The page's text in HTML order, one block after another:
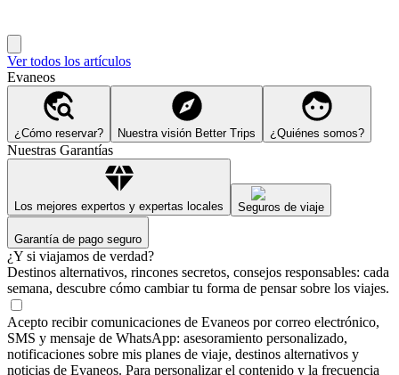
Ver todos los artículos
Evaneos
¿Cómo reservar? Nuestra visión Better Trips ¿Quiénes somos?
Nuestras Garantías
Los mejores expertos y expertas locales Seguros de viaje
Garantía de pago seguro
¿Y si viajamos de verdad?
Destinos alternativos, rincones secretos, consejos responsables: cada
semana, descubre cómo cambiar tu forma de pensar sobre los viajes.
Acepto recibir comunicaciones de Evaneos por correo electrónico,
SMS y mensaje de WhatsApp: asesoramiento personalizado,
notificaciones sobre mis planes de viaje, destinos alternativos y
noticias de Evaneos. Para personalizar el contenido y la frecuencia